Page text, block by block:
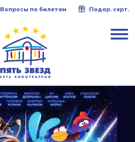
Вопросы по билетам Подар. серт.